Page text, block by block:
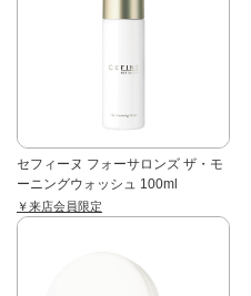
セフィーヌ フォーサロンズ ザ・モ
ーニングウォッシュ 100ml
￥来店会員限定